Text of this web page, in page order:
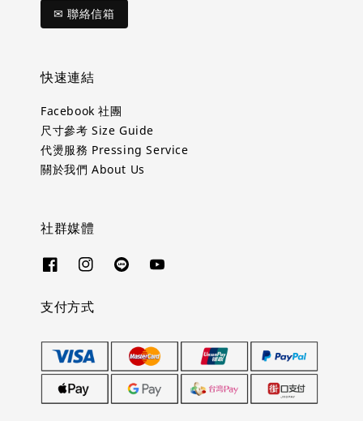
✉ 聯絡信箱
快速連結
Facebook 社團
尺寸參考 Size Guide
代燙服務 Pressing Service
關於我們 About Us
社群媒體
支付方式